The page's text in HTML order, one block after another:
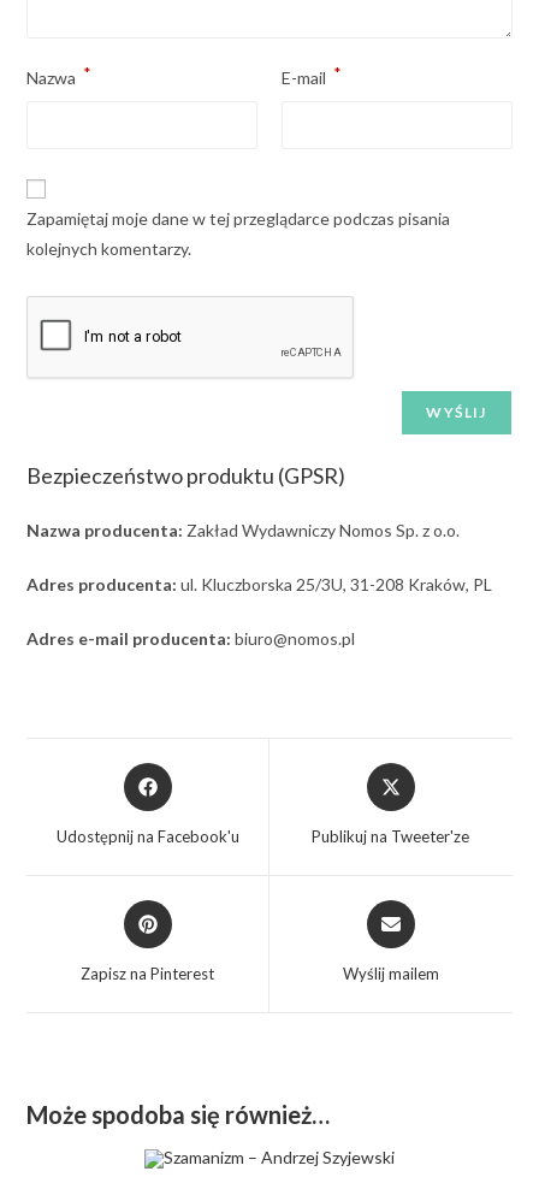
Nazwa * E-mail *
Zapamiętaj moje dane w tej przeglądarce podczas pisania
kolejnych komentarzy.
Bezpieczeństwo produktu (GPSR)
Nazwa producenta: Zakład Wydawniczy Nomos Sp. z o.o.
Adres producenta: ul. Kluczborska 25/3U, 31-208 Kraków, PL
Adres e-mail producenta: biuro@nomos.pl
Udostępnij na Facebook'u Publikuj na Tweeter'ze
Zapisz na Pinterest Wyślij mailem
Może spodoba się również…